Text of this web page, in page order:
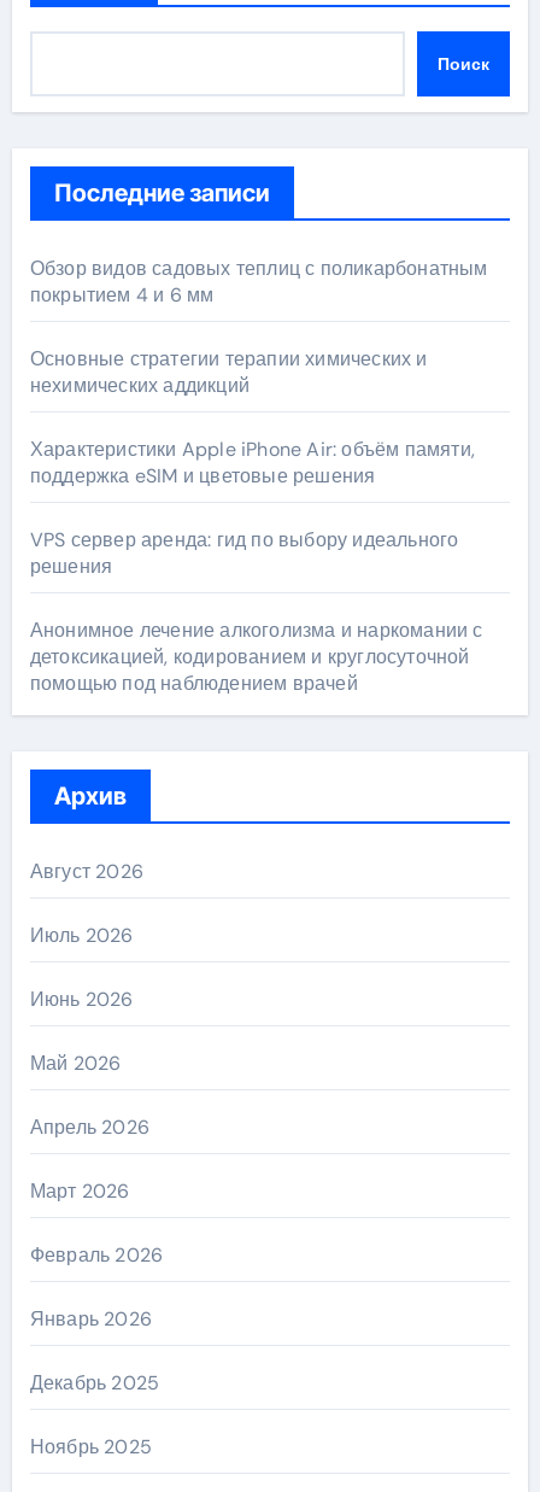
Поиск
Последние записи
Обзор видов садовых теплиц с поликарбонатным
покрытием 4 и 6 мм
Основные стратегии терапии химических и
нехимических аддикций
Характеристики Apple iPhone Air: объём памяти,
поддержка eSIM и цветовые решения
VPS сервер аренда: гид по выбору идеального
решения
Анонимное лечение алкоголизма и наркомании с
детоксикацией, кодированием и круглосуточной
помощью под наблюдением врачей
Архив
Август 2026
Июль 2026
Июнь 2026
Май 2026
Апрель 2026
Март 2026
Февраль 2026
Январь 2026
Декабрь 2025
Ноябрь 2025